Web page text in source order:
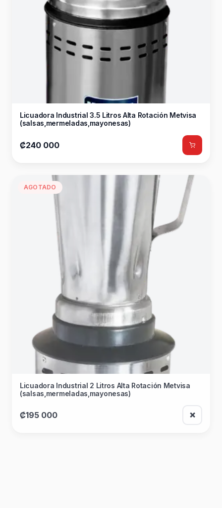
Licuadora Industrial 3.5 Litros Alta Rotación Metvisa
(salsas,mermeladas,mayonesas)
₡240 000
AGOTADO
Licuadora Industrial 2 Litros Alta Rotación Metvisa
(salsas,mermeladas,mayonesas)
₡195 000 ❌